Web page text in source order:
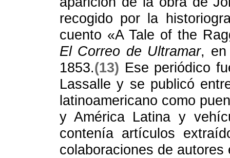
recogido por la
cuento «A Tale of the
El Correo de Ultramar, en
1853.(13) Ese periódico
Lassalle y se publicó
latinoamericano como
y América Latina y
contenía artículos
colaboraciones de